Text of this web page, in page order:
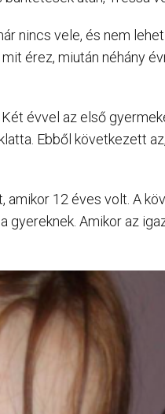
nincs vele, és nem
érez, miután néhány
évvel az első
Ebből következett
amikor 12 éves volt. A
gyereknek. Amikor az